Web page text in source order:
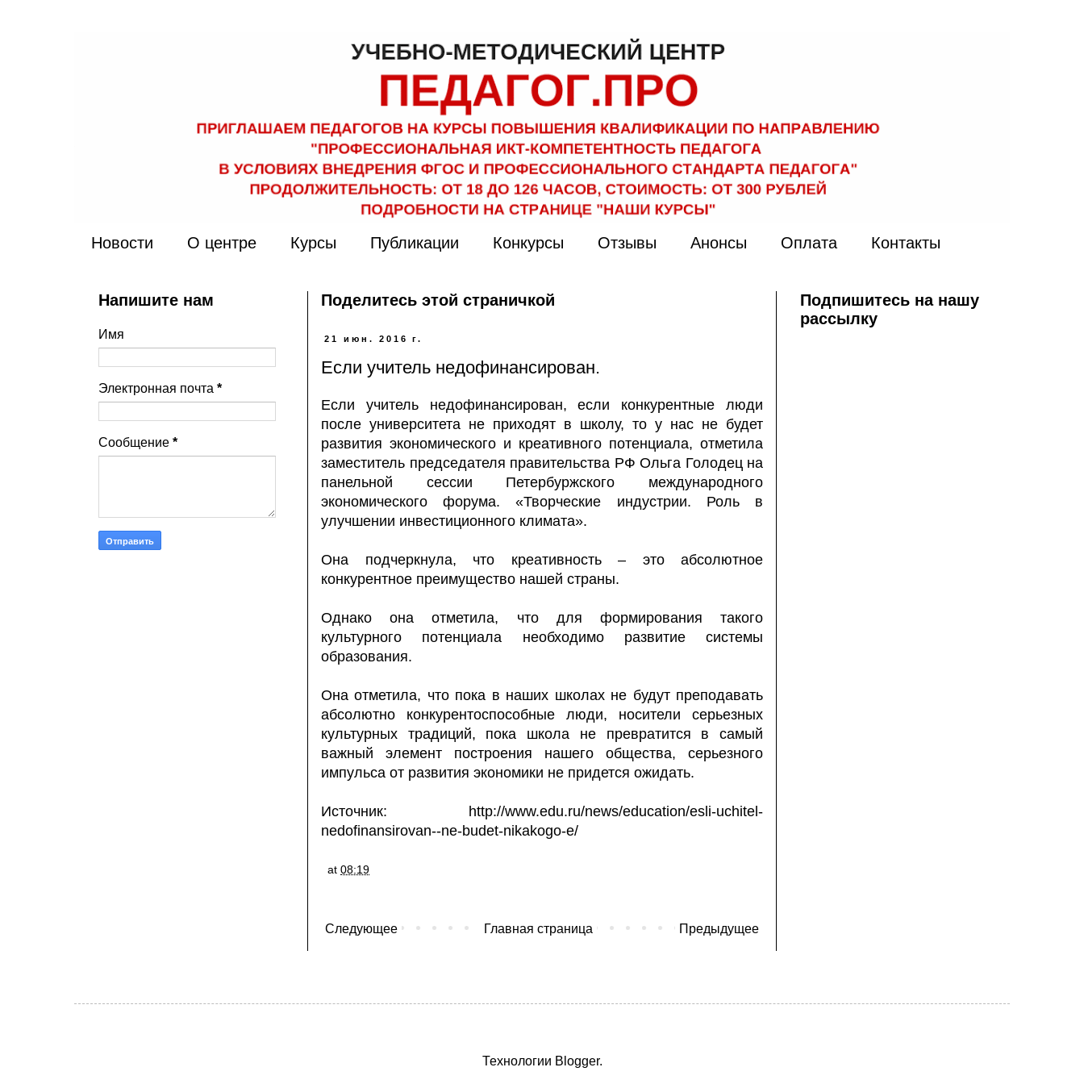
Новости О центре Курсы Публикации Конкурсы Отзывы Анонсы Оплата Контакты
Поделитесь этой страничкой
21 июн. 2016 г.
Если учитель недофинансирован.
Если учитель недофинансирован, если конкурентные люди
после университета не приходят в школу, то у нас не будет
развития экономического и креативного потенциала, отметила
заместитель председателя правительства РФ Ольга Голодец на
панельной сессии Петербуржского международного
экономического форума. «Творческие индустрии. Роль в
улучшении инвестиционного климата».
Она подчеркнула, что креативность – это абсолютное
конкурентное преимущество нашей страны.
Однако она отметила, что для формирования такого
культурного потенциала необходимо развитие системы
образования.
Она отметила, что пока в наших школах не будут преподавать
абсолютно конкурентоспособные люди, носители серьезных
культурных традиций, пока школа не превратится в самый
важный элемент построения нашего общества, серьезного
импульса от развития экономики не придется ожидать.
Источник: http://www.edu.ru/news/education/esli-uchitel-
nedofinansirovan--ne-budet-nikakogo-e/
at 08:19
Следующее Предыдущее
Главная страница
Напишите нам
Имя
Электронная почта *
Сообщение *
Подпишитесь на нашу
рассылку
Технологии Blogger.